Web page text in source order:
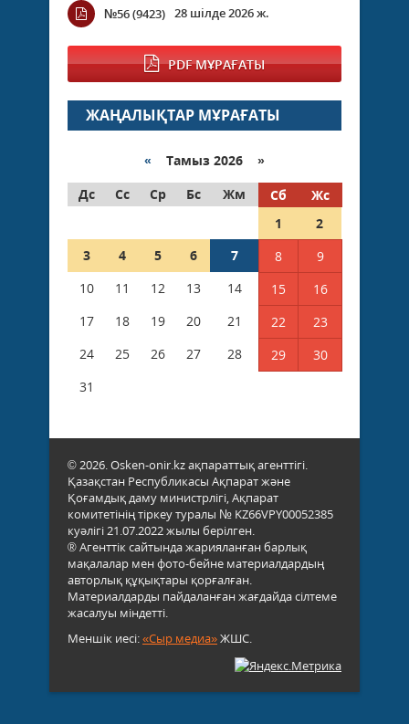
№56 (9423) 28 шілде 2026 ж.
PDF МҰРАҒАТЫ
ЖАҢАЛЫҚТАР МҰРАҒАТЫ
« Тамыз 2026 »
Дс
Сс Ср Бс Жм Сб
Жс
1
2
3
4 5 6 7 8
9
10
11 12 13 14 15
16
17
18 19 20 21 22
23
24
25 26 27 28 29
30
31
© 2026. Osken-onir.kz ақпараттық агенттігі.
Қазақстан Республикасы Ақпарат және
Қоғамдық даму министрлігі, Ақпарат
комитетінің тіркеу туралы № KZ66VPY00052385
куәлігі 21.07.2022 жылы берілген.
® Агенттік сайтында жарияланған барлық
мақалалар мен фото-бейне материалдардың
авторлық құқықтары қорғалған.
Материалдарды пайдаланған жағдайда сілтеме
жасалуы міндетті.
Меншік иесі:«Сыр медиа»ЖШС.